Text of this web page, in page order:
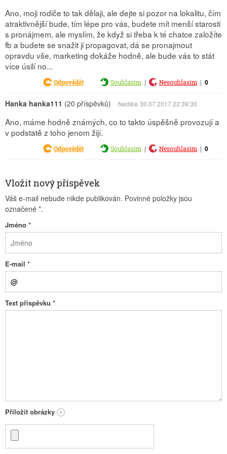
Ano, moji rodiče to tak dělaji, ale dejte si pozor na lokalitu, čím
atraktivnější bude, tím lépe pro vás, budete mít menší starosti
s pronájmem, ale myslím, že když si třeba k té chatce založíte
fb a budete se snažit ji propagovat, dá se pronajmout
opravdu vše, marketing dokáže hodně, ale bude vás to stát
více úsilí no...
Odpovědět Souhlasím | Nesouhlasím | 0
Hanka hanka111 (20 příspěvků) Neděle 30.07.2017 22:39:30
Ano, máme hodně známých, co to takto úspěšně provozují a
v podstatě z toho jenom žijí.
Odpovědět Souhlasím | Nesouhlasím | 0
Vložit nový příspěvek
Váš e-mail nebude nikde publikován. Povinné položky jsou
označené *.
Jméno *
E-mail *
Text příspěvku *
Přiložit obrázky